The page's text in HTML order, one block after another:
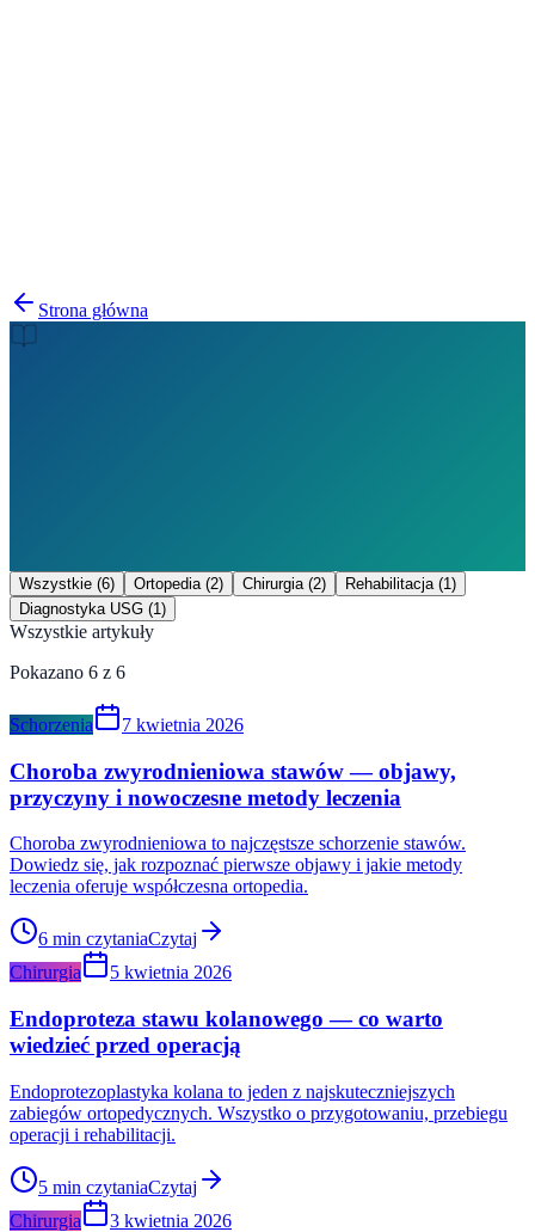
Strona główna
Wszystkie (6) Ortopedia (2) Chirurgia (2) Rehabilitacja (1 )
Diagnostyka USG (1 )
Wszystkie artykuły
Pokazano 6 z 6
Schorzenia 7 kwietnia 2026
Choroba zwyrodnieniowa stawów — objawy,
przyczyny i nowoczesne metody leczenia
Choroba zwyrodnieniowa to najczęstsze schorzenie stawów.
Dowiedz się, jak rozpoznać pierwsze objawy i jakie metody
leczenia oferuje współczesna ortopedia.
6 min czytaniaCzytaj
Chirurgia
5 kwietnia 2026
Endoproteza stawu kolanowego — co warto
wiedzieć przed operacją
Endoprotezoplastyka kolana to jeden z najskuteczniejszych
zabiegów ortopedycznych. Wszystko o przygotowaniu, przebiegu
operacji i rehabilitacji.
5 min czytaniaCzytaj
Chirurgia
3 kwietnia 2026